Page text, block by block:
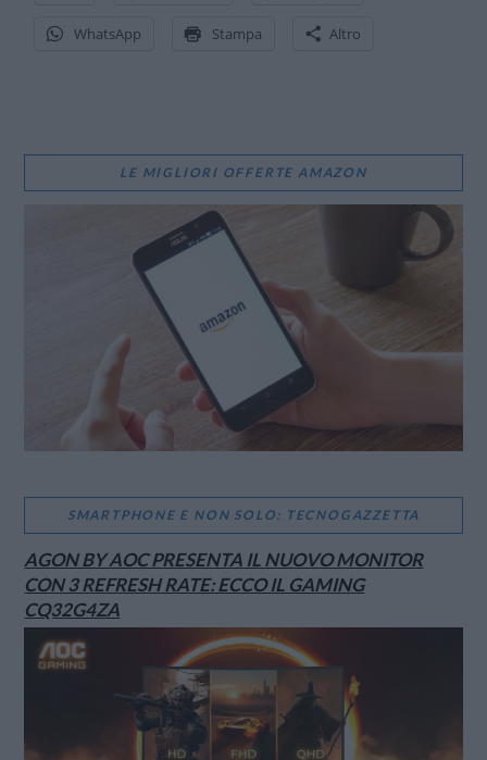
WhatsApp Stampa Altro
LE MIGLIORI OFFERTE AMAZON
SMARTPHONE E NON SOLO: TECNOGAZZETTA
AGON BY AOC PRESENTA IL NUOVO MONITOR
CON 3 REFRESH RATE: ECCO IL GAMING
CQ32G4ZA